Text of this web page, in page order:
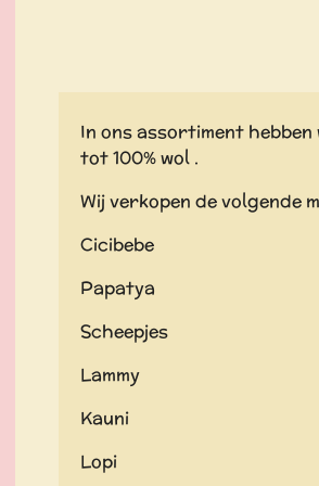
In ons assortiment
tot 100% wol .
Wij verkopen de volgende
Cicibebe
Papatya
Scheepjes
Lammy
Kauni
Lopi